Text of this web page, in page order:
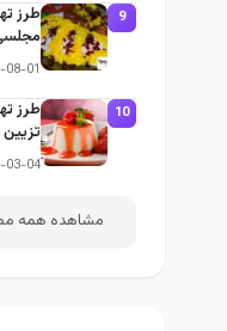
9
طرز
08-01
10
طرز
تزيين
03-04
مشاهده همه